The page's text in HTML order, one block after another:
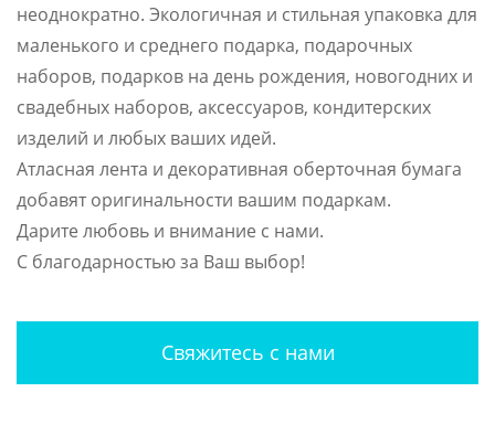
неоднократно. Экологичная и стильная упаковка для
маленького и среднего подарка, подарочных
наборов, подарков на день рождения, новогодних и
свадебных наборов, аксессуаров, кондитерских
изделий и любых ваших идей.
Атласная лента и декоративная оберточная бумага
добавят оригинальности вашим подаркам.
Дарите любовь и внимание с нами.
С благодарностью за Ваш выбор!
Свяжитесь с нами